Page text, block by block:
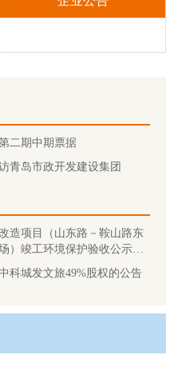
二期中期票据
青岛市政开发建设集团
造项目（山东路－鞍山路东
）竣工环境保护验收公示信
科城发文旅49%股权的公告